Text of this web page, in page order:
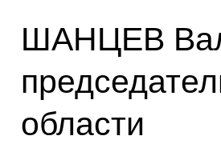
ШАНЦЕВ
области